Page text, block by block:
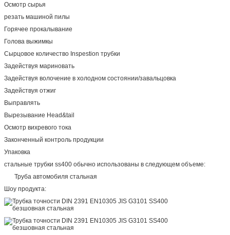
Осмотр сырья
резать машиной пилы
Горячее прокалывание
Голова выжимкы
Сырцовое количество Inspestion трубки
Задействуя мариновать
Задействуя волочение в холодном состоянии/завальцовка
Задействуя отжиг
Выправлять
Вырезывание Head&tail
Осмотр вихревого тока
Законченный контроль продукции
Упаковка
стальные трубки ss400 обычно использованы в следующем объеме:
Труба автомобиля стальная
Шоу продукта: